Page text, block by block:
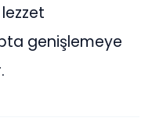
genişlemeye